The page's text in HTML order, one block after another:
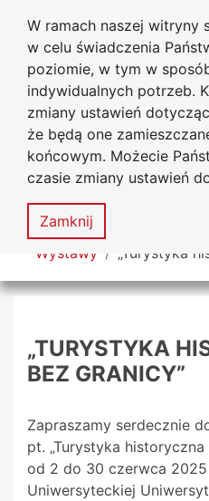
W ramach naszej witryny
w celu świadczenia
poziomie, w tym w
indywidualnych potrzeb.
zmiany ustawień
że będą one
końcowym. Możecie
czasie zmiany ustawień
Zamknij
Przejdź do
Przejdź do treści
Przejdź do
Przejdź do mapy
Biblioteka
w
MENU
Tutaj jesteś
Wystawy „Turystyka
„TURYSTYKA
BEZ GRANICY”
Zapraszamy serdecznie
pt. „Turystyka
od 2 do 30 czerwca
Uniwersyteckiej